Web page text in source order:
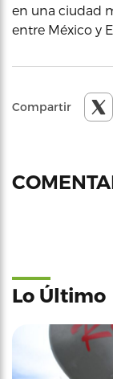
en una ciudad
entre México y
Compartir
Lo Último